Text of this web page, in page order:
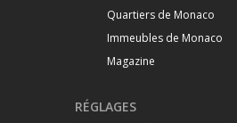
Quartiers de Monaco
Immeubles de Monaco
Magazine
RÉGLAGES